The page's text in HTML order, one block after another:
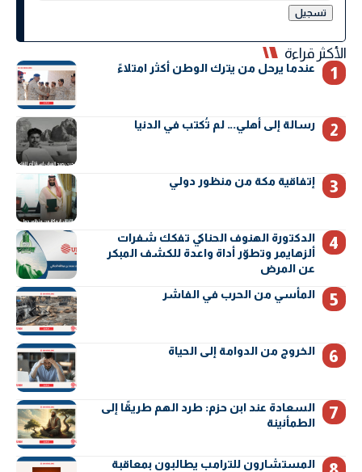
الأكثر قراءة
عندما يرحل من يترك الوطن أكثر امتلاءً
رسالة إلى أهلي… لم تُكتب في الدنيا
إتفاقية مكة من منظور دولي
الدكتورة الهنوف الحناكي تفكك شفرات
ألزهايمر وتطوّر أداة واعدة للكشف المبكر
عن المرض
المأسي من الحرب في الفاشر
الخروج من الدوامة إلى الحياة
السعادة عند ابن حزم: طرد الهم طريقًا إلى
الطمأنينة
المستشارون للترامب يطالبون بمعاقبة